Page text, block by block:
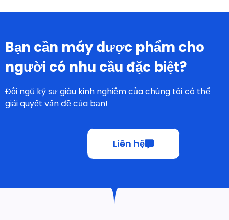
Bạn cần máy dược phẩm cho
người có nhu cầu đặc biệt?
Đội ngũ kỹ sư giàu kinh nghiệm của chúng tôi có thể
giải quyết vấn đề của bạn!
Liên hệ